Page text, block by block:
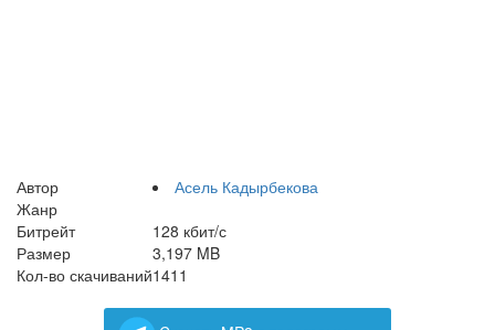
Автор
Асель Кадырбекова
Жанр
Битрейт
128 кбит/с
Размер
3,197 MB
Кол-во скачиваний1411